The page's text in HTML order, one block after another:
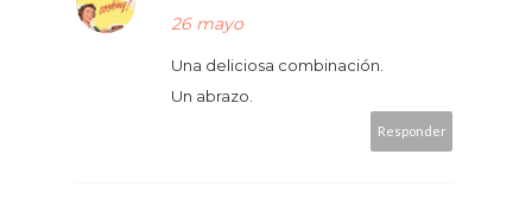
26 mayo
Una deliciosa combinación.
Un abrazo.
Responder